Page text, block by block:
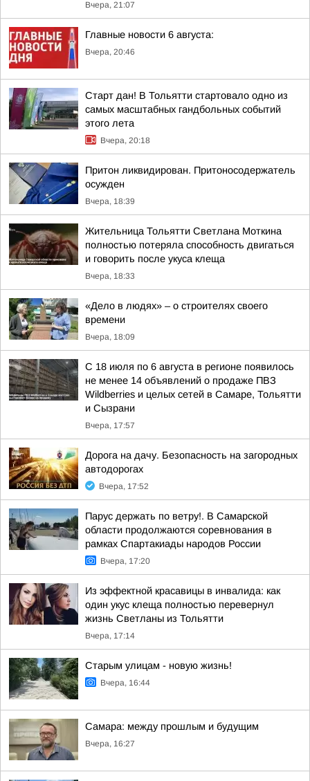
Вчера, 21:07
Главные новости 6 августа:
Вчера, 20:46
Старт дан! В Тольятти стартовало одно из
самых масштабных гандбольных событий
этого лета
Вчера, 20:18
Притон ликвидирован. Притоносодержатель
осужден
Вчера, 18:39
Жительница Тольятти Светлана Моткина
полностью потеряла способность двигаться
и говорить после укуса клеща
Вчера, 18:33
«Дело в людях» – о строителях своего
времени
Вчера, 18:09
С 18 июля по 6 августа в регионе появилось
не менее 14 объявлений о продаже ПВЗ
Wildberries и целых сетей в Самаре, Тольятти
и Сызрани
Вчера, 17:57
Дорога на дачу. Безопасность на загородных
автодорогах
Вчера, 17:52
Парус держать по ветру!. В Самарской
области продолжаются соревнования в
рамках Спартакиады народов России
Вчера, 17:20
Из эффектной красавицы в инвалида: как
один укус клеща полностью перевернул
жизнь Светланы из Тольятти
Вчера, 17:14
Старым улицам - новую жизнь!
Вчера, 16:44
Самара: между прошлым и будущим
Вчера, 16:27